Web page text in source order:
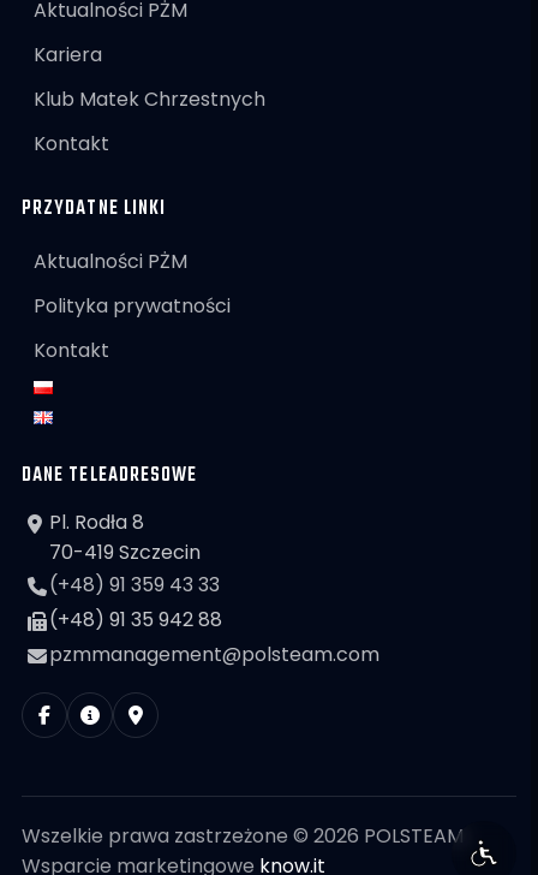
Aktualności PŻM
Kariera
Klub Matek Chrzestnych
Kontakt
PRZYDATNE LINKI
Aktualności PŻM
Polityka prywatności
Kontakt
DANE TELEADRESOWE
Pl. Rodła 8
70-419 Szczecin
(+48) 91 359 43 33
(+48) 91 35 942 88
pzmmanagement@polsteam.com
Wszelkie prawa zastrzeżone © 2026 POLSTEAM
Wsparcie marketingowe know.it